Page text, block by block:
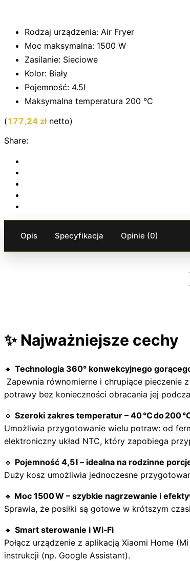
Rodzaj urządzenia: Air Fryer
Moc maksymalna: 1500 W
Zasilanie: Sieciowe
Kolor: Biały
Pojemność: 4.5l
Maksymalna temperatura 200 °C
(177,24 złnetto)
Share:
Opis Specyfikacja Opinie (0)
✨Najważniejsze cechy
🔹 Technologia 360° konwekcyjnego
Zapewnia równomierne i chrupiące pieczenie
potrawy bez konieczności obracania jej
🔹 Szeroki zakres temperatur – 40 °C do 200
Umożliwia przygotowanie wielu potraw: od
elektroniczny układ NTC, który zapobiega
🔹 Pojemność 4,5 l – idealna na rodzinne
Duży kosz umożliwia jednoczesne
🔹 Moc 1500 W – szybkie nagrzewanie i
Sprawia, że posiłki są gotowe w krótszym
🔹 Smart sterowanie i Wi‑Fi
Połącz urządzenie z aplikacją Xiaomi Home
instrukcji (np. Google Assistant).